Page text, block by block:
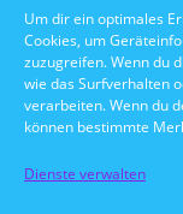
Um dir ein optimales
Cookies, um
zuzugreifen. Wenn du
wie das Surfverhalten
verarbeiten. Wenn du
können bestimmte
Dienste verwalten
8. August
14:30